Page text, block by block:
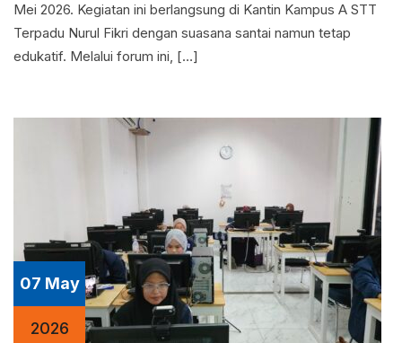
Mei 2026. Kegiatan ini berlangsung di Kantin Kampus A STT
Terpadu Nurul Fikri dengan suasana santai namun tetap
edukatif. Melalui forum ini, […]
07 May
2026